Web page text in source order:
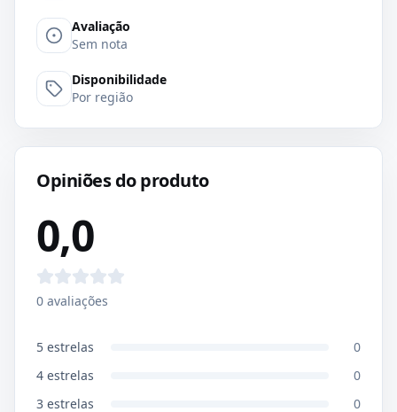
Avaliação
Sem nota
Disponibilidade
Por região
Opiniões do produto
0,0
0 avaliações
5 estrelas
0
4 estrelas
0
3 estrelas 0